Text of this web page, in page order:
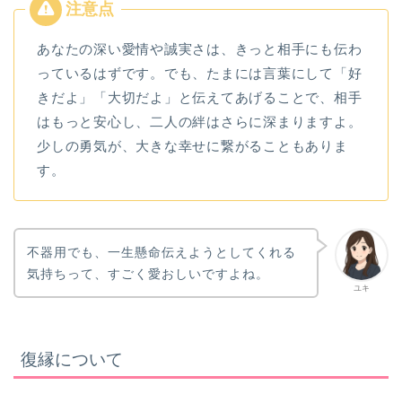
あなたの深い愛情や誠実さは、きっと相手にも伝わ
っているはずです。でも、たまには言葉にして「好
きだよ」「大切だよ」と伝えてあげることで、相手
はもっと安心し、二人の絆はさらに深まりますよ。
少しの勇気が、大きな幸せに繋がることもありま
す。
ユキ
不器用でも、一生懸命伝えようとしてくれる
気持ちって、すごく愛おしいですよね。
復縁について